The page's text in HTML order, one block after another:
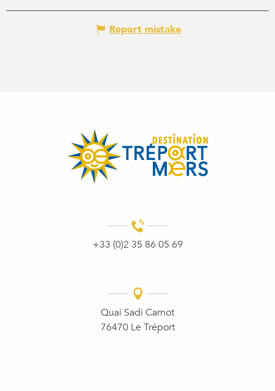
Report mistake
+33 (0)2 35 86 05 69
Quai Sadi Carnot
76470 Le Tréport